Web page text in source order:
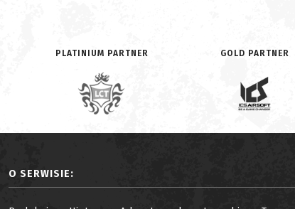
PLATINIUM PARTNER GOLD PARTNER
O SERWISIE: